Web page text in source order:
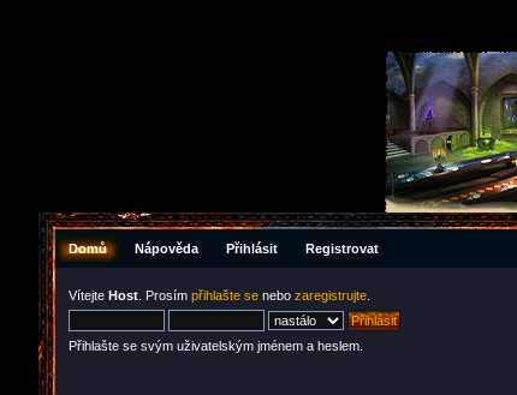
Domů Nápověda Přihlásit Registrovat
Vítejte Host . Prosím přihlašte se nebo zaregistrujte
Přihlašte se svým uživatelským jménem a heslem.